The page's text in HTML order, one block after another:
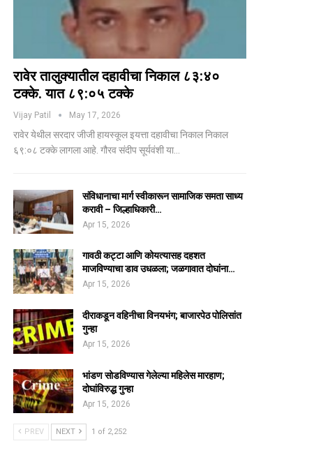
रावेर तालुक्यातील दहावीचा निकाल ८३:४०
टक्के. यात ८९:०५ टक्के
Vijay Patil May 17, 2026
रावेर येथील सरदार जीजी हायस्कूल इयत्ता दहावीचा निकाल निकाल
६९:०८ टक्के लागला आहे. गौरव संदीप सूर्यवंशी या…
संविधानाचा मार्ग स्वीकारून सामाजिक समता साध्य
करावी – जिल्हाधिकारी…
Apr 15, 2026
गावठी कट्टा आणि कोयत्यासह दहशत
माजविण्याचा डाव उधळला; जळगावात दोघांना…
Apr 15, 2026
दीराकडून वहिनीचा विनयभंग; बाजारपेठ पोलिसांत
गुन्हा
Apr 15, 2026
भांडण सोडविण्यास गेलेल्या महिलेस मारहाण;
दोघांविरुद्ध गुन्हा
Apr 15, 2026
PREV NEXT 1 of 2,252